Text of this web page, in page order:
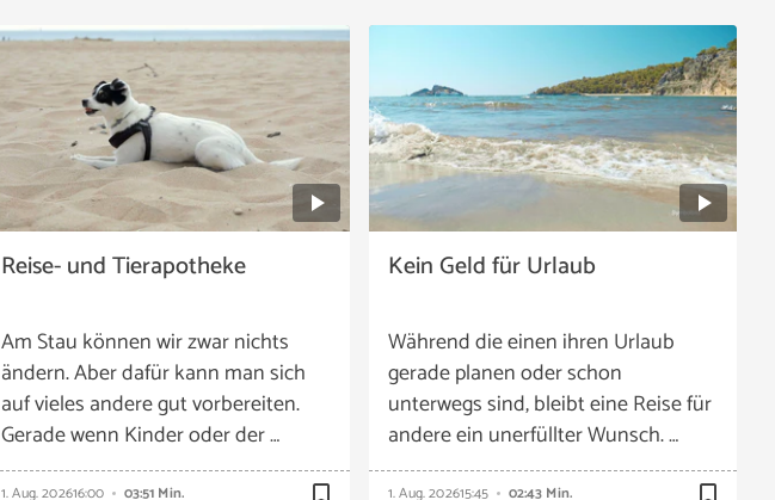
Reise- und Tierapotheke
Am Stau können wir zwar nichts
ändern. Aber dafür kann man sich
auf vieles andere gut vorbereiten.
Gerade wenn Kinder oder der …
1. Aug. 202616:00 03:51 Min.
Kein Geld für Urlaub
Während die einen ihren Urlaub
gerade planen oder schon
unterwegs sind, bleibt eine Reise für
andere ein unerfüllter Wunsch. …
1. Aug. 202615:45 02:43 Min.